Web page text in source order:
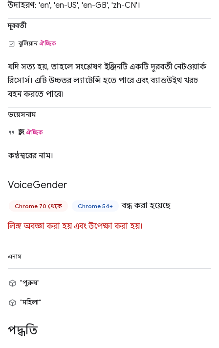
উদাহরণ: 'en', 'en-US', 'en-GB', 'zh-CN'।
দূরবর্তী
বুলিয়ানঐচ্ছিক
যদি সত্য হয়, তাহলে সংশ্লেষণ ইঞ্জিনটি একটি দূরবর্তী নেটওয়ার্ক
রিসোর্স। এটি উচ্চতর ল্যাটেন্সি হতে পারে এবং ব্যান্ডউইথ খরচ
বহন করতে পারে।
ভয়েসনাম
স্ট্রিং ঐচ্ছিক
কণ্ঠস্বরের নাম।
VoiceGender
Chrome 70 থেকে Chrome 54+ বন্ধ করা হয়েছে
লিঙ্গ অবজ্ঞা করা হয় এবং উপেক্ষা করা হয়।
এনাম
"পুরুষ"
"মহিলা"
পদ্ধতি